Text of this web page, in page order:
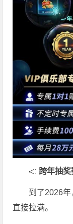
📣跨年抽奖
到了2026年
直接拉满。